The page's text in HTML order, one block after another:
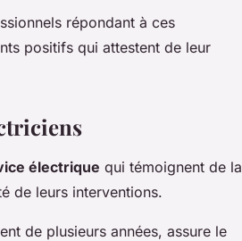
répondant à ces
positifs qui attestent de leur
électrique qui témoignent de la
de leurs interventions.
de plusieurs années, assure le